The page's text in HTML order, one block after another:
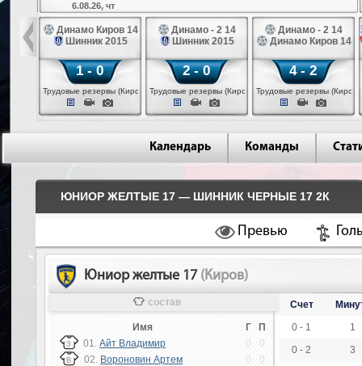
14
6.08.26, чт
Динамо Киров 14
Шинник 2015
1 - 0
Трудовые резервы (Киров)
Динамо - 2 14
Шинник 2015
2 - 0
Трудовые резервы (Киров)
Динамо - 2 14
Динамо Киров 14
4 - 2
Трудовые резервы (Киров)
Календарь Команды
ЮНИОР ЖЕЛТЫЕ 17 — ШИННИК ЧЕРНЫЕ 17 2К
Превью
Юниор желтые 17 (Киров)
состав
Имя Г П
З 01. Айт Владимир 0 0
В 02. Вороновин Артем 0 0
Счет
0 - 1
1
0 - 2
3